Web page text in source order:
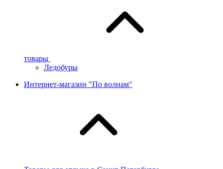
товары
Ледобуры
Интернет-магазин "По волнам"